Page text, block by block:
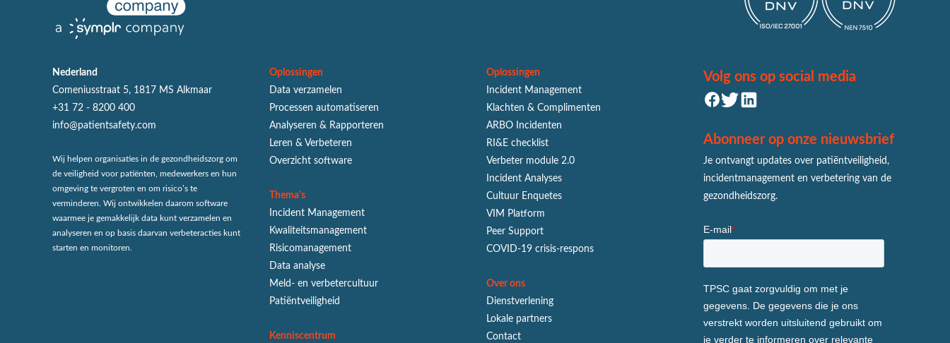
Nederland
Comeniusstraat 5, 1817 MS Alkmaar
+31 72 - 8200 400
info@patientsafety.com
Wij helpen organisaties in de gezondheidszorg om
de veiligheid voor patiënten, medewerkers en hun
omgeving te vergroten en om risico’s te
verminderen. Wij ontwikkelen daarom software
waarmee je gemakkelijk data kunt verzamelen en
analyseren en op basis daarvan verbeteracties kunt
starten en monitoren.
Oplossingen
Data verzamelen
Processen automatiseren
Analyseren & Rapporteren
Leren & Verbeteren
Overzicht software
Thema's
Incident Management
Kwaliteitsmanagement
Risicomanagement
Data analyse
Meld- en verbetercultuur
Patiëntveiligheid
Kenniscentrum
Oplossingen
Incident Management
Klachten & Complimenten
ARBO Incidenten
RI&E checklist
Verbeter module 2.0
Incident Analyses
Cultuur Enquetes
VIM Platform
Peer Support
COVID-19 crisis-respons
Over ons
Dienstverlening
Lokale partners
Contact
Volg ons op social media
Abonneer op onze nieuwsbrief
Je ontvangt updates over patiëntveiligheid,
incidentmanagement en verbetering van de
gezondheidszorg.